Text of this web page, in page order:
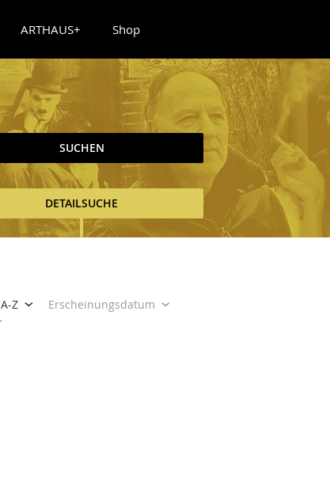
ARTHAUS+ Shop
SUCHEN
DETAILSUCHE
A-Z
Erscheinungsdatum